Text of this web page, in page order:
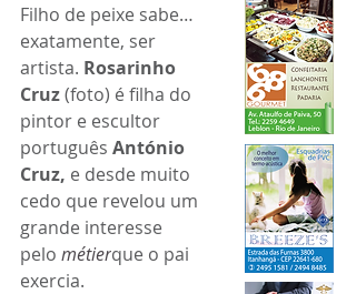
Filho de peixe sabe…
exatamente, ser
artista. Rosarinho
Cruz (foto) é filha do
pintor e escultor
português António
Cruz, e desde muito
cedo que revelou um
grande interesse
pelo métierque o pai
exercia.